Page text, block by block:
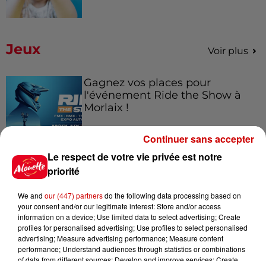
Jeux Voir plus
Gagnez vos places pour
l'événement Ride the Show à
Morlaix !
Gagnez vos places pour le
Le Duel - Gagnez vos entrées
pour le parc animalier de votre
Le respect de votre vie privée est notre
priorité
We and our (447) partnersdo the following data processing based on
your consent and/or our legitimate interest: Store and/or access
information on a device; Use limited data to select advertising; Create
profiles for personalised advertising; Use profiles to select personalised
advertising; Measure advertising performance; Measure content
performance; Understand audiences through statistics or combinations
Continuer sans accepter